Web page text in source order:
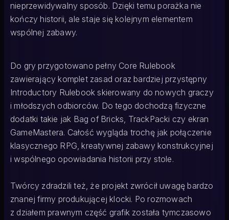
nieprzewidywalny sposób. Dzięki temu porażka nie
kończy historii, ale staje się kolejnym elementem
wspólnej zabawy.
Do gry przygotowano pełny Core Rulebook
zawierający komplet zasad oraz bardziej przystępny
Introductory Rulebook skierowany do nowych graczy
i młodszych odbiorców. Do tego dochodzą fizyczne
dodatki takie jak Bag of Bricks, TrackPacki czy ekran
GameMastera. Całość wygląda trochę jak połączenie
klasycznego RPG, kreatywnej zabawy konstrukcyjnej
i wspólnego opowiadania historii przy stole.
Twórcy zdradzili też, że projekt zwrócił uwagę bardzo
znanej firmy produkującej klocki. Po rozmowach
z działem prawnym część grafik została tymczasowo